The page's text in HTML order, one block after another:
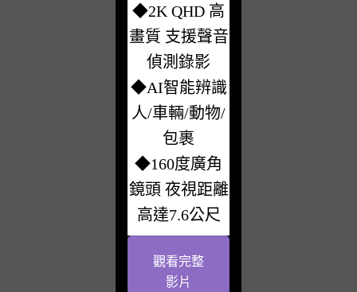
◆2K QHD 高
畫質 支援聲音
偵測錄影
◆AI智能辨識
人/車輛/動物/
包裹
◆160度廣角
鏡頭 夜視距離
高達7.6公尺
觀看完整
影片